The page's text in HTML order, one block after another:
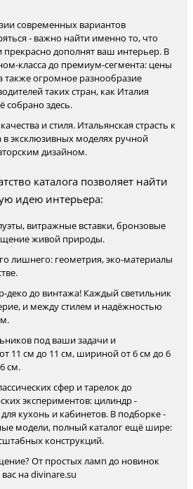
современных вариантов
- важно найти именно то, что
прекрасно дополнят ваш интерьер. В
класса до премиум-сегмента: цены
также огромное разнообразие
таких стран, как Италия
собрано здесь.
и стиля. Итальянская страсть к
эксклюзивных моделях ручной
дизайном.
каталога позволяет найти
идею интерьера:
витражные вставки, бронзовые
живой природы.
лишнего: геометрия, эко-материалы
деко до винтажа! Каждый светильник
и между стилем и надёжностью
под ваши задачи и
11 см до 11 см, шириной от 6 см до 6
см.
сфер и тарелок до
экспериментов: цилиндр -
кухонь и кабинетов. В подборке -
модели, полный каталог ещё шире:
конструкций.
От простых ламп до новинок
на divinare.su